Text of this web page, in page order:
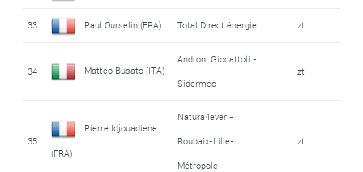
33 Paul Ourselin (FRA) Total Direct énergie zt
34 Matteo Busato (ITA)
Androni Giocattoli -
Sidermec
zt
35
Pierre Idjouadiene
(FRA)
Natura4ever -
Roubaix-Lille-
Métropole
zt